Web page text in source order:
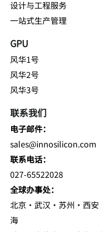
设计与工程服务
一站式生产管理
GPU
风华1号
风华2号
风华3号
联系我们
电子邮件：
sales@innosilicon.com
联系电话：
027-65522028
全球办事处：
北京·武汉·苏州·西
海